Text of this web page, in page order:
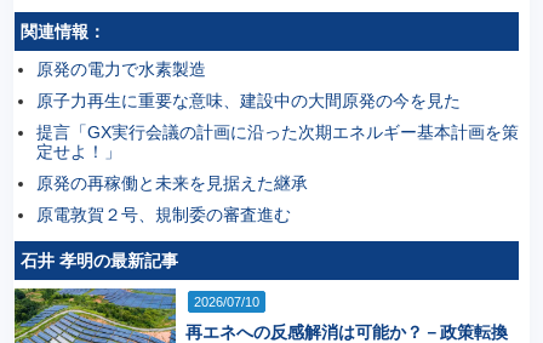
関連情報：
原発の電力で水素製造
原子力再生に重要な意味、建設中の大間原発の今を見た
提言「GX実行会議の計画に沿った次期エネルギー基本計画を策
定せよ！」
原発の再稼働と未来を見据えた継承
原電敦賀２号、規制委の審査進む
石井 孝明の最新記事
2026/07/10
再エネへの反感解消は可能か？－政策転換